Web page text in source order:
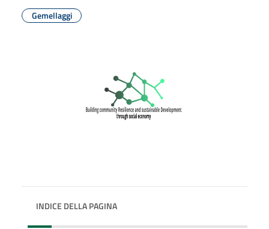
Gemellaggi
INDICE DELLA PAGINA